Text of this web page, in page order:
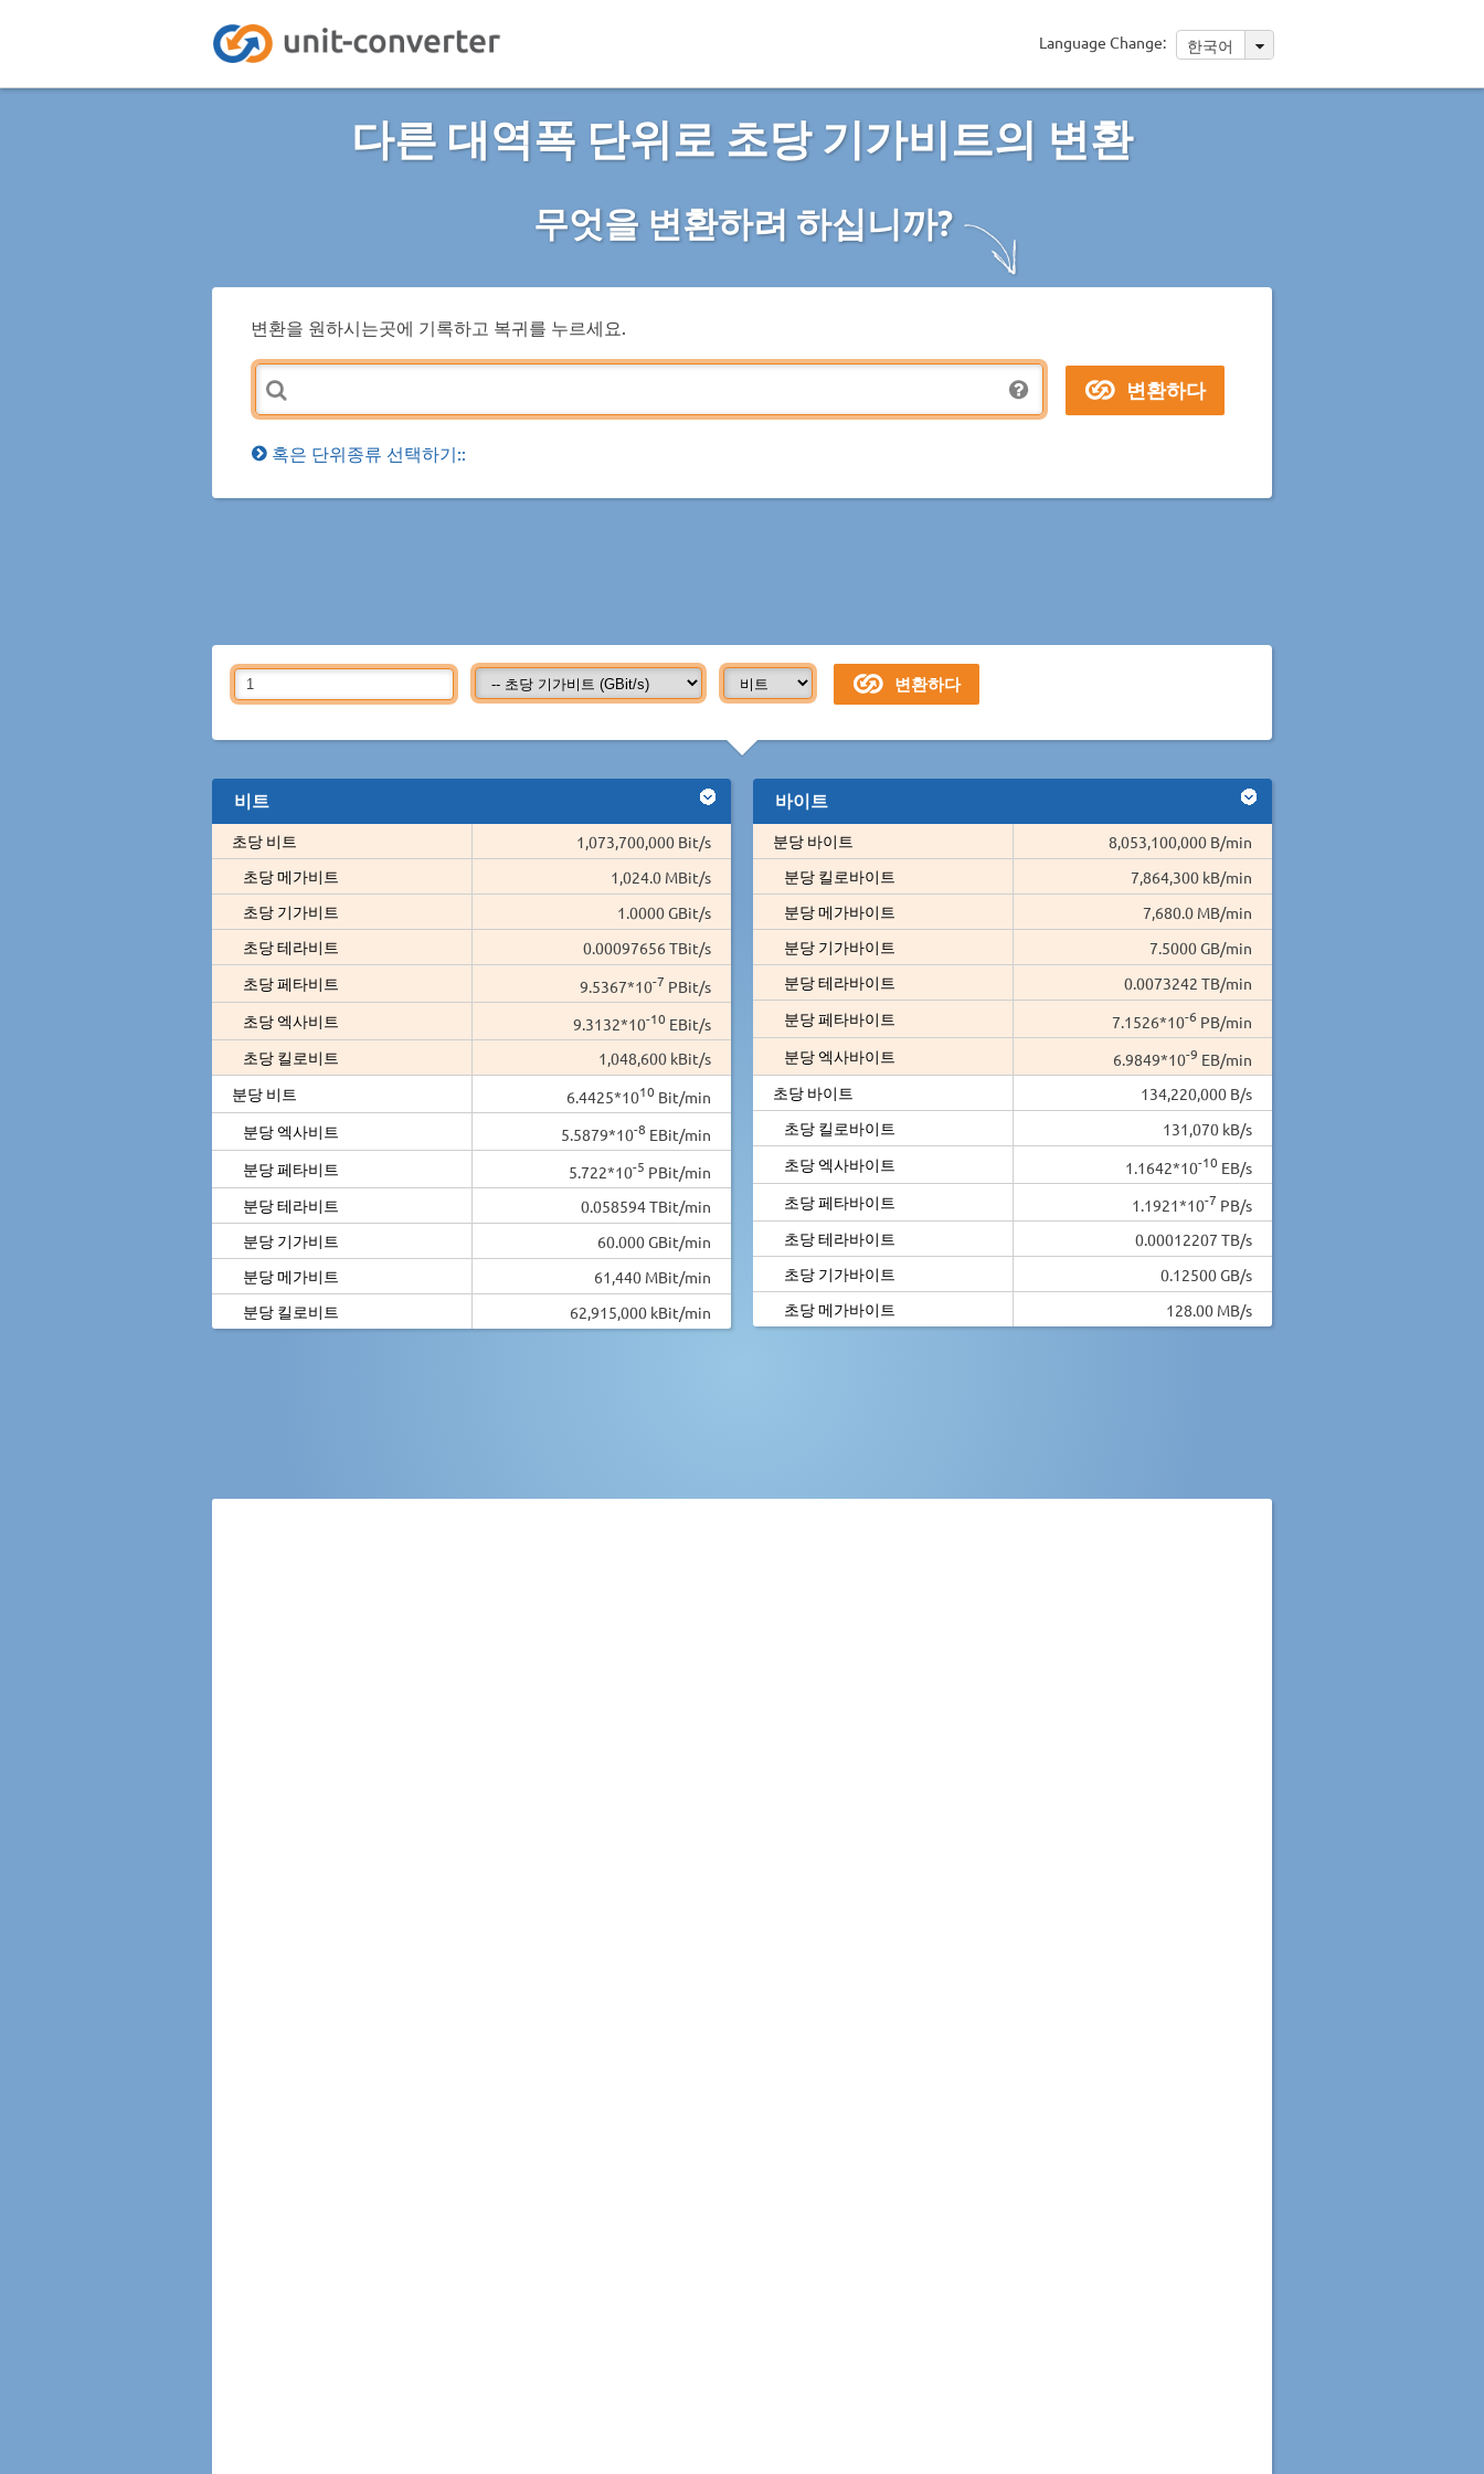
Language Change: 한국어
다른 대역폭 단위로 초당 기가비트의 변환
무엇을 변환하려 하십니까?
변환을 원하시는곳에 기록하고 복귀를 누르세요.
혹은 단위종류 선택하기::
비트
초당 비트
1,073,700,000 Bit/s
초당 메가비트
1,024.0 MBit/s
초당 기가비트
1.0000 GBit/s
초당 테라비트
0.00097656 TBit/s
초당 페타비트
9.5367*10-7 PBit/s
초당 엑사비트
9.3132*10-10 EBit/s
초당 킬로비트
1,048,600 kBit/s
분당 비트
6.4425*1010 Bit/min
분당 엑사비트
5.5879*10-8 EBit/min
분당 페타비트
5.722*10-5 PBit/min
분당 테라비트
0.058594 TBit/min
분당 기가비트
60.000 GBit/min
분당 메가비트
61,440 MBit/min
분당 킬로비트
62,915,000 kBit/min
바이트
분당 바이트
8,053,100,000 B/min
분당 킬로바이트
7,864,300 kB/min
분당 메가바이트
7,680.0 MB/min
분당 기가바이트
7.5000 GB/min
분당 테라바이트
0.0073242 TB/min
분당 페타바이트
7.1526*10-6 PB/min
분당 엑사바이트
6.9849*10-9 EB/min
초당 바이트
134,220,000 B/s
초당 킬로바이트
131,070 kB/s
초당 엑사바이트
1.1642*10-10 EB/s
초당 페타바이트
1.1921*10-7 PB/s
초당 테라바이트
0.00012207 TB/s
초당 기가바이트
0.12500 GB/s
초당 메가바이트
128.00 MB/s